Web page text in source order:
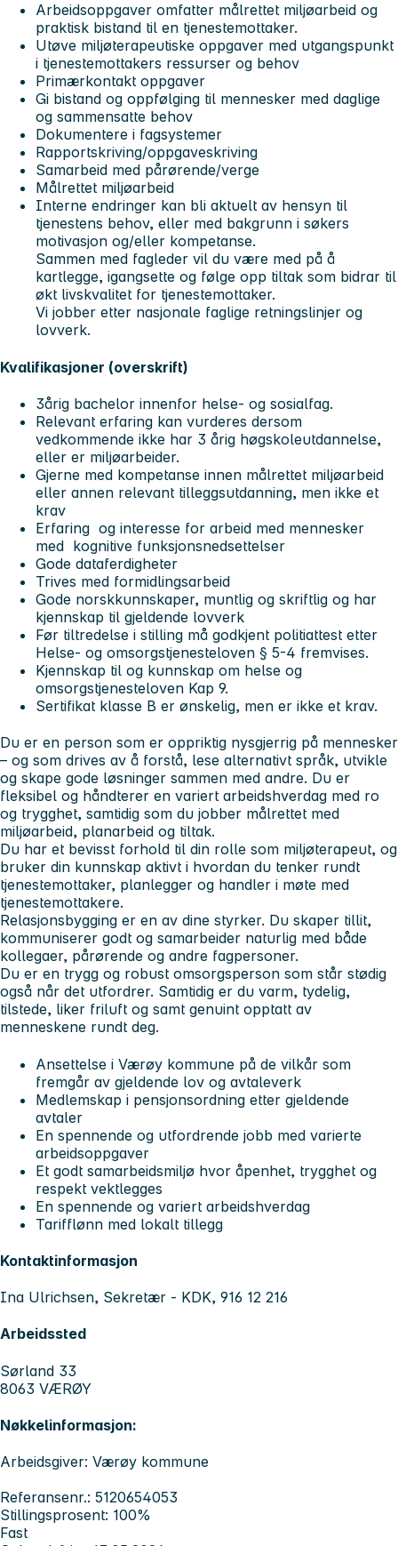
Arbeidsoppgaver omfatter målrettet miljøarbeid og
praktisk bistand til en tjenestemottaker.
Utøve miljøterapeutiske oppgaver med utgangspunkt
i tjenestemottakers ressurser og behov
Primærkontakt oppgaver
Gi bistand og oppfølging til mennesker med daglige
og sammensatte behov
Dokumentere i fagsystemer
Rapportskriving/oppgaveskriving
Samarbeid med pårørende/verge
Målrettet miljøarbeid
Interne endringer kan bli aktuelt av hensyn til
tjenestens behov, eller med bakgrunn i søkers
motivasjon og/eller kompetanse.
Sammen med fagleder vil du være med på å
kartlegge, igangsette og følge opp tiltak som bidrar til
økt livskvalitet for tjenestemottaker.
Vi jobber etter nasjonale faglige retningslinjer og
lovverk.
Kvalifikasjoner (overskrift)
3årig bachelor innenfor helse- og sosialfag.
Relevant erfaring kan vurderes dersom
vedkommende ikke har 3 årig høgskoleutdannelse,
eller er miljøarbeider.
Gjerne med kompetanse innen målrettet miljøarbeid
eller annen relevant tilleggsutdanning, men ikke et
krav
Erfaring og interesse for arbeid med mennesker
med kognitive funksjonsnedsettelser
Gode dataferdigheter
Trives med formidlingsarbeid
Gode norskkunnskaper, muntlig og skriftlig og har
kjennskap til gjeldende lovverk
Før tiltredelse i stilling må godkjent politiattest etter
Helse- og omsorgstjenesteloven § 5-4 fremvises.
Kjennskap til og kunnskap om helse og
omsorgstjenesteloven Kap 9.
Sertifikat klasse B er ønskelig, men er ikke et krav.
Du er en person som er oppriktig nysgjerrig på mennesker
– og som drives av å forstå, lese alternativt språk, utvikle
og skape gode løsninger sammen med andre. Du er
fleksibel og håndterer en variert arbeidshverdag med ro
og trygghet, samtidig som du jobber målrettet med
miljøarbeid, planarbeid og tiltak.
Du har et bevisst forhold til din rolle som miljøterapeut, og
bruker din kunnskap aktivt i hvordan du tenker rundt
tjenestemottaker, planlegger og handler i møte med
tjenestemottakere.
Relasjonsbygging er en av dine styrker. Du skaper tillit,
kommuniserer godt og samarbeider naturlig med både
kollegaer, pårørende og andre fagpersoner.
Du er en trygg og robust omsorgsperson som står stødig
også når det utfordrer. Samtidig er du varm, tydelig,
tilstede, liker friluft og samt genuint opptatt av
menneskene rundt deg.
Ansettelse i Værøy kommune på de vilkår som
fremgår av gjeldende lov og avtaleverk
Medlemskap i pensjonsordning etter gjeldende
avtaler
En spennende og utfordrende jobb med varierte
arbeidsoppgaver
Et godt samarbeidsmiljø hvor åpenhet, trygghet og
respekt vektlegges
En spennende og variert arbeidshverdag
Tarifflønn med lokalt tillegg
Kontaktinformasjon
Ina Ulrichsen, Sekretær - KDK, 916 12 216
Arbeidssted
Sørland 33
8063 VÆRØY
Nøkkelinformasjon:
Arbeidsgiver: Værøy kommune
Referansenr.: 5120654053
Stillingsprosent: 100%
Fast